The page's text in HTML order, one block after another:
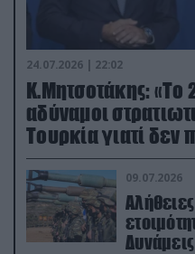
24.07.2026 | 22:02
Κ.Μητσοτάκης: «Το
αδύναμοι
Τουρκία γιατί δεν
(βίντεο)
09.07.2026
Δυνάμεις